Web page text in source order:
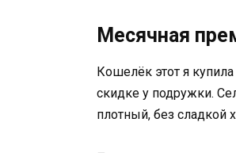
Месячная
Кошелёк этот я
скидке у подружки.
плотный, без сладкой